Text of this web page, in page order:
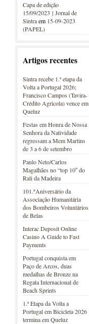
Capa de edição
15/09/2023 | Jornal de
Sintraem 15-09-2023
(PAPEL)
Artigos recentes
Sintra recebe 1.ª etapa da
Volta a Portugal 2026;
Francisco Campos (Tavira-
Crédito Agricola) vence em
Queluz
Festas em Honra de Nossa
Senhora da Natividade
regressam a Mem Martins
de 3 a 6 de setembro
Paulo Neto/Carlos
Magalhães no “top 10″ do
Rali da Madeira
101.ºAniversário da
Associação Humanitária
dos Bombeiros Voluntários
de Belas
Interac Deposit Online
Casino A Guide to Fast
Payments
Portugal conquista em
Paço de Arcos, duas
medalhas de Bronze na
Regata Internacional de
Beach Sprints
1.ª Etapa da Volta a
Portugal em Bicicleta 2026
termina em Queluz